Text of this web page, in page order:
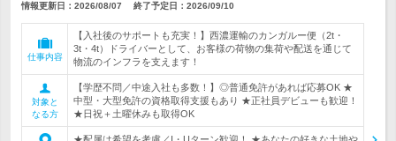
情報更新日：2026/08/07 終了予定日： 2026/09/10
仕事内容
【入社後のサポートも充実！】西濃運輸のカンガルー便（2t・
3t・4t）ドライバーとして、お客様の荷物の集荷や配送を通じて
物流のインフラを支えます！
対象と
なる方
【学歴不問／中途入社も多数！】◎普通免許があれば応募OK ★
中型・大型免許の資格取得支援もあり ★正社員デビューも歓迎！
★日祝＋土曜休みも取得OK